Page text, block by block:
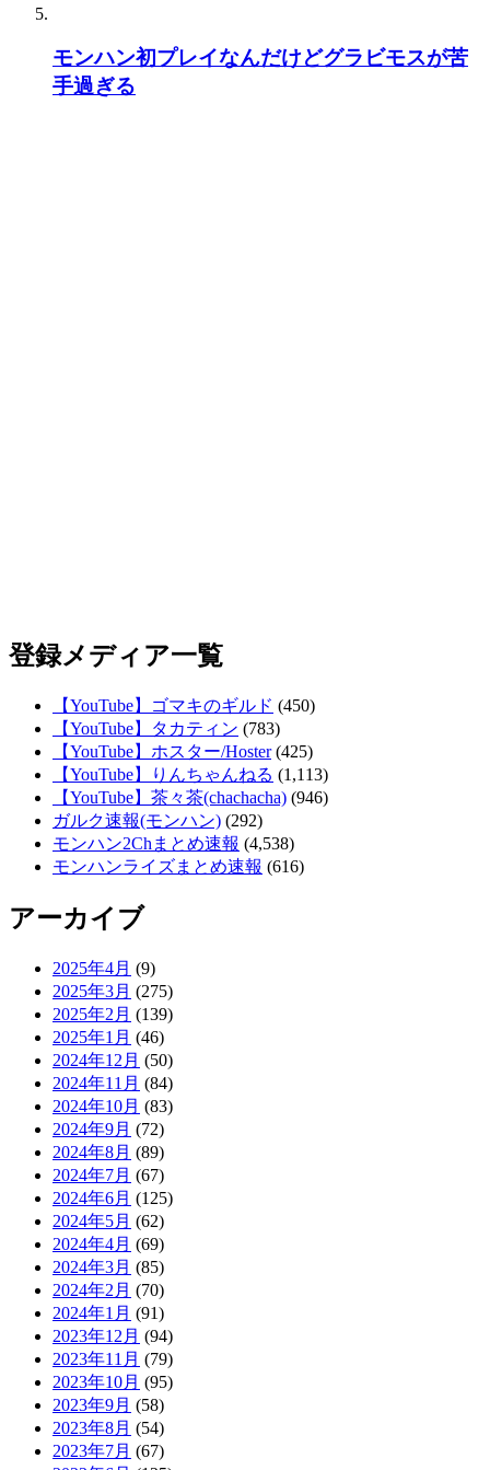
モンハン初プレイなんだけどグラビモスが苦
手過ぎる
登録メディア一覧
【YouTube】ゴマキのギルド (450)
【YouTube】タカティン (783)
【YouTube】ホスター/Hoster(425)
【YouTube】りんちゃんねる (1,113)
【YouTube】茶々茶(chachacha) (946)
ガルク速報(モンハン) (292)
モンハン2Chまとめ速報 (4,538)
モンハンライズまとめ速報 (616)
アーカイブ
2025年4月 (9)
2025年3月 (275)
2025年2月 (139)
2025年1月 (46)
2024年12月 (50)
2024年11月 (84)
2024年10月 (83)
2024年9月 (72)
2024年8月 (89)
2024年7月 (67)
2024年6月 (125)
2024年5月 (62)
2024年4月 (69)
2024年3月 (85)
2024年2月 (70)
2024年1月 (91)
2023年12月 (94)
2023年11月 (79)
2023年10月 (95)
2023年9月 (58)
2023年8月 (54)
2023年7月 (67)